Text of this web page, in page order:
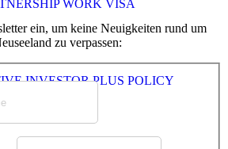
WORK VISA
INVESTOR PLUS POLICY
ein, um keine Neuigkeiten rund um
zu verpassen: